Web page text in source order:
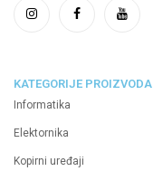
KATEGORIJE PROIZVODA
Informatika
Elektornika
Kopirni uređaji